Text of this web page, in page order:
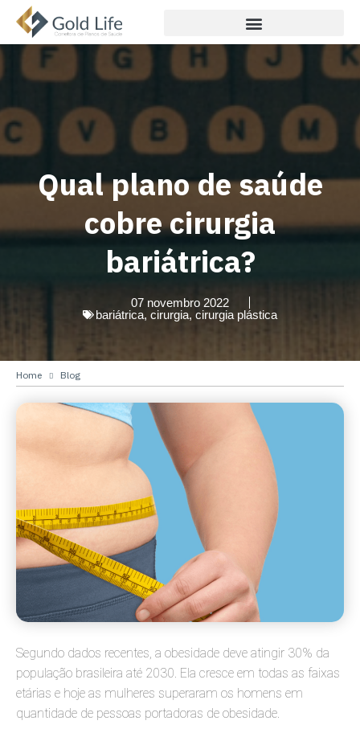
Qual plano de saúde
cobre cirurgia
bariátrica?
07 novembro 2022
bariátrica, cirurgia, cirurgia plástica
Home Blog
Segundo dados recentes, a obesidade deve atingir 30% da
população brasileira até 2030. Ela cresce em todas as faixas
etárias e hoje as mulheres superaram os homens em
quantidade de pessoas portadoras de obesidade.